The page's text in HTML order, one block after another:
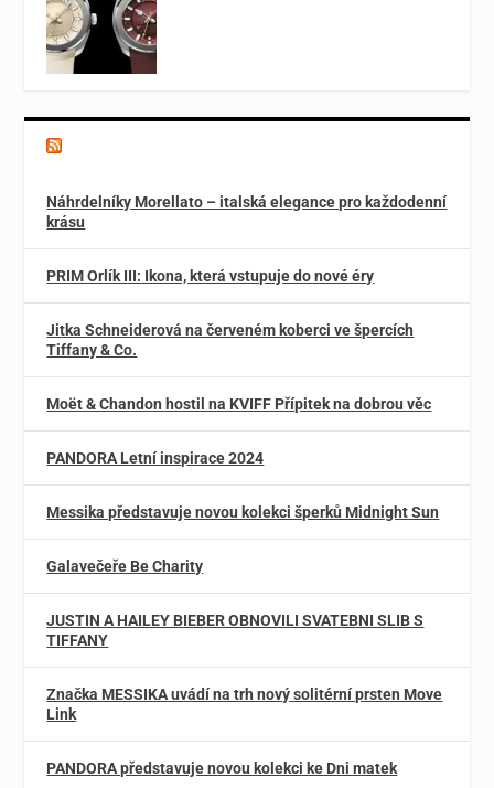
Náhrdelníky Morellato – italská elegance pro každodenní
krásu
PRIM Orlík III: Ikona, která vstupuje do nové éry
Jitka Schneiderová na červeném koberci ve špercích
Tiffany & Co.
Moët & Chandon hostil na KVIFF Přípitek na dobrou věc
PANDORA Letní inspirace 2024
Messika představuje novou kolekci šperků Midnight Sun
Galavečeře Be Charity
JUSTIN A HAILEY BIEBER OBNOVILI SVATEBNI SLIB S
TIFFANY
Značka MESSIKA uvádí na trh nový solitérní prsten Move
Link
PANDORA představuje novou kolekci ke Dni matek